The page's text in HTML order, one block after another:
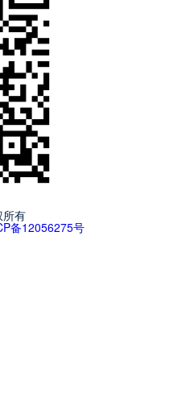
所有
备12056275号